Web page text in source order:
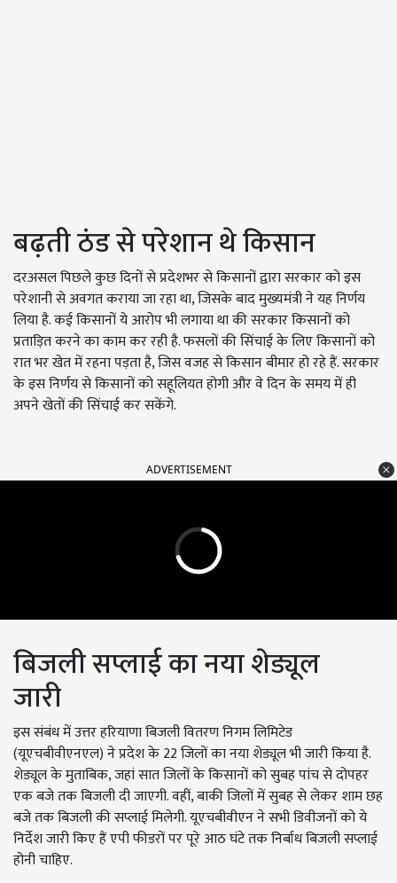
बढ़ती ठंड से परेशान थे किसान
दरअसल पिछले कुछ दिनों से प्रदेशभर से किसानों द्वारा सरकार को इस
परेशानी से अवगत कराया जा रहा था, जिसके बाद मुख्यमंत्री ने यह निर्णय
लिया है. कई किसानों ये आरोप भी लगाया था की सरकार किसानों को
प्रताड़ित करने का काम कर रही है. फसलों की सिंचाई के लिए किसानों को
रात भर खेत में रहना पड़ता है, जिस वजह से किसान बीमार हो रहे हैं. सरकार
के इस निर्णय से किसानों को सहूलियत होगी और वे दिन के समय में ही
अपने खेतों की सिंचाई कर सकेंगे.
ADVERTISEMENT
बिजली सप्लाई का नया शेड्यूल
जारी
इस संबंध में उत्तर हरियाणा बिजली वितरण निगम लिमिटेड
(यूएचबीवीएनएल) ने प्रदेश के 22 जिलों का नया शेड्यूल भी जारी किया है.
शेड्यूल के मुताबिक, जहां सात जिलों के किसानों को सुबह पांच से दोपहर
एक बजे तक बिजली दी जाएगी. वहीं, बाकी जिलों में सुबह से लेकर शाम छह
बजे तक बिजली की सप्लाई मिलेगी. यूएचबीवीएन ने सभी डिवीजनों को ये
निर्देश जारी किए हैं एपी फीडरों पर पूरे आठ घंटे तक निर्बाध बिजली सप्लाई
होनी चाहिए.